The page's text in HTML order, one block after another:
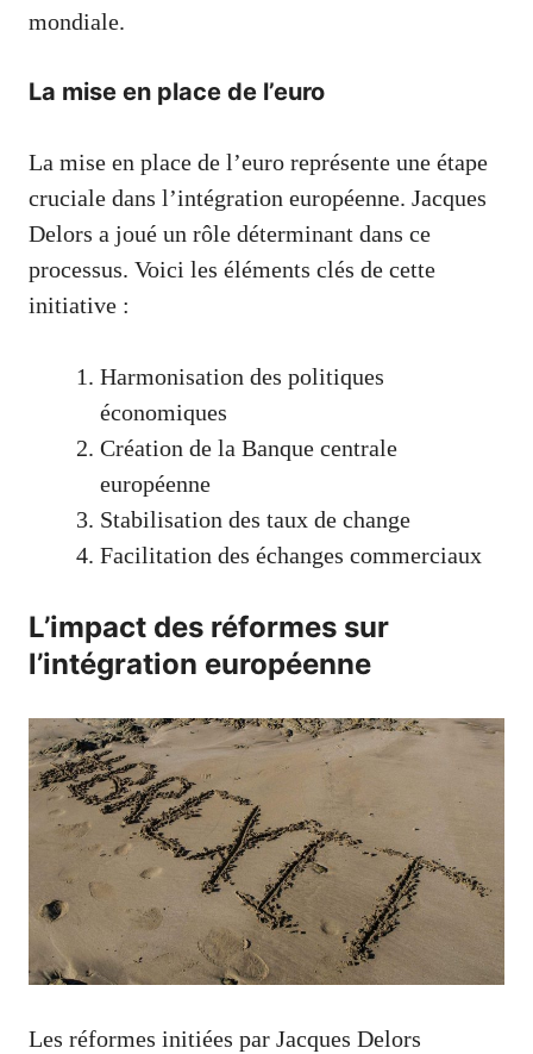
mondiale.
La mise en place de l’euro
La mise en place de l’euro représente une étape
cruciale dans l’intégration européenne. Jacques
Delors a joué un rôle déterminant dans ce
processus. Voici les éléments clés de cette
initiative :
Harmonisation des politiques
économiques
Création de la Banque centrale
européenne
Stabilisation des taux de change
Facilitation des échanges commerciaux
L’impact des réformes sur
l’intégration européenne
Les réformes initiées par Jacques Delors